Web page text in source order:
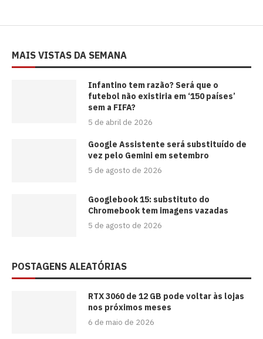
MAIS VISTAS DA SEMANA
⁠Infantino tem razão? Será que o
futebol não existiria em ‘150 países’
sem a FIFA?
5 de abril de 2026
Google Assistente será substituído de
vez pelo Gemini em setembro
5 de agosto de 2026
Googlebook 15: substituto do
Chromebook tem imagens vazadas
5 de agosto de 2026
POSTAGENS ALEATÓRIAS
RTX 3060 de 12 GB pode voltar às lojas
nos próximos meses
6 de maio de 2026